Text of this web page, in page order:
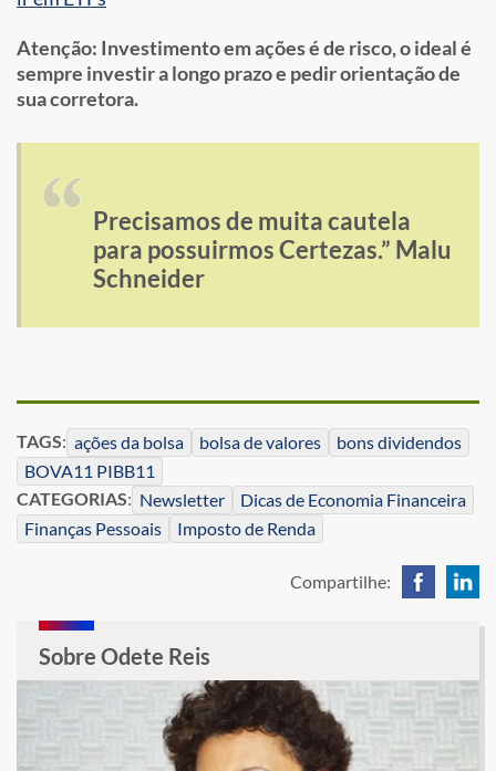
Atenção: Investimento em ações é de risco, o ideal é
sempre investir a longo prazo e pedir orientação de
sua corretora.
Precisamos de muita cautela
para possuirmos Certezas.” Malu
Schneider
TAGS: ações da bolsa bolsa de valores
bons dividendos
BOVA11 PIBB11
CATEGORIAS: Newsletter
Dicas de Economia Financeira
Finanças Pessoais
Imposto de Renda
Compartilhe:
Sobre Odete Reis